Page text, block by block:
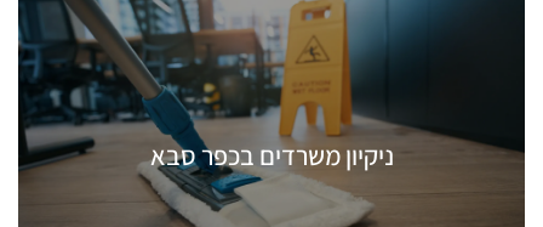
מאמרים נוספים שיכולים לעניין אתכם
ניקיון משרדים בכפר סבא